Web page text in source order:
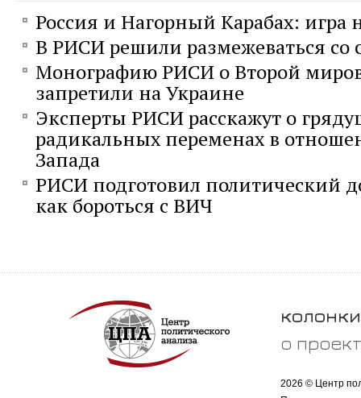
Россия и Нагорный Карабах: игра
В РИСИ решили размежеваться со
Монографию РИСИ о Второй
запретили на Украине
Эксперты РИСИ расскажут о
радикальных переменах в
Запада
РИСИ подготовил политический
как бороться с ВИЧ
колонки
о
2026 © Центр